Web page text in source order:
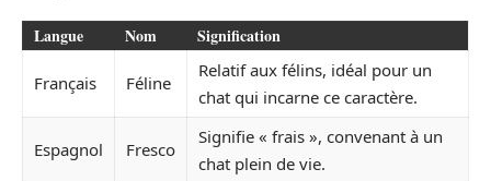
Langue Nom Signification
Français Féline
Relatif aux félins, idéal pour un
chat qui incarne ce caractère.
Espagnol Fresco
Signifie « frais », convenant à un
chat plein de vie.